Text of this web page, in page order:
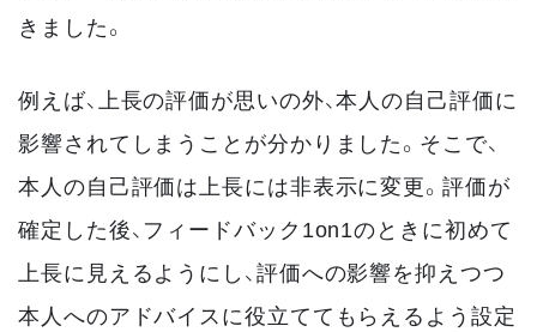
きました。
例えば、上長の評価が思いの外、本人の自己評価に
影響されてしまうことが分かりました。そこで、
本人の自己評価は上長には非表示に変更。評価が
確定した後、フィードバック1on1のときに初めて
上長に見えるようにし、評価への影響を抑えつつ
本人へのアドバイスに役立ててもらえるよう設定